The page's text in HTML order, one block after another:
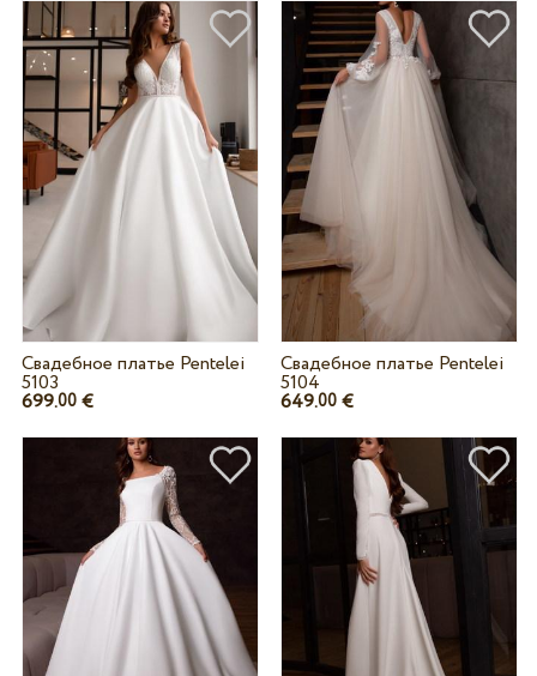
Свадебное платье Pentelei
5103
699.00€
Свадебное платье Pentelei
5104
649.00 €